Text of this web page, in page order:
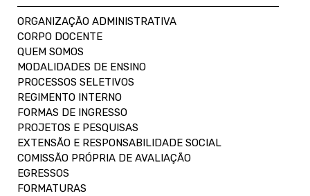
ORGANIZAÇÃO ADMINISTRATIVA
CORPO DOCENTE
QUEM SOMOS
MODALIDADES DE ENSINO
PROCESSOS SELETIVOS
REGIMENTO INTERNO
FORMAS DE INGRESSO
PROJETOS E PESQUISAS
EXTENSÃO E RESPONSABILIDADE SOCIAL
COMISSÃO PRÓPRIA DE AVALIAÇÃO
EGRESSOS
FORMATURAS